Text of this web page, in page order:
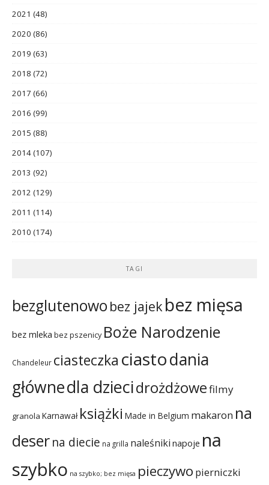
2021 (48)
2020 (86)
2019 (63)
2018 (72)
2017 (66)
2016 (99)
2015 (88)
2014(107)
2013 (92)
2012 (129)
2011 (114)
2010 (174)
TAGI
bezglutenowo bez jajekbez mięsa
bez mleka bez pszenicy Boże Narodzenie
Chandeleur ciasteczka ciastodania
głównedla dziecidrożdżowefilmy
granola Karnawał książki Made in Belgium makaron na
deserna diecie na grilla naleśniki napoje na
szybko na szybko; bez mięsa pieczywo pierniczki